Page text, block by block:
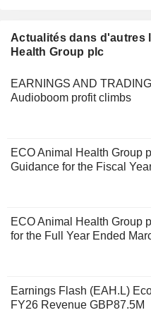
Actualités dans d'autres
Health Group plc
EARNINGS AND
Audioboom profit climbs
ECO Animal Health Group
Guidance for the Fiscal
ECO Animal Health Group
for the Full Year Ended
Earnings Flash (EAH.L)
FY26 Revenue GBP87.5M